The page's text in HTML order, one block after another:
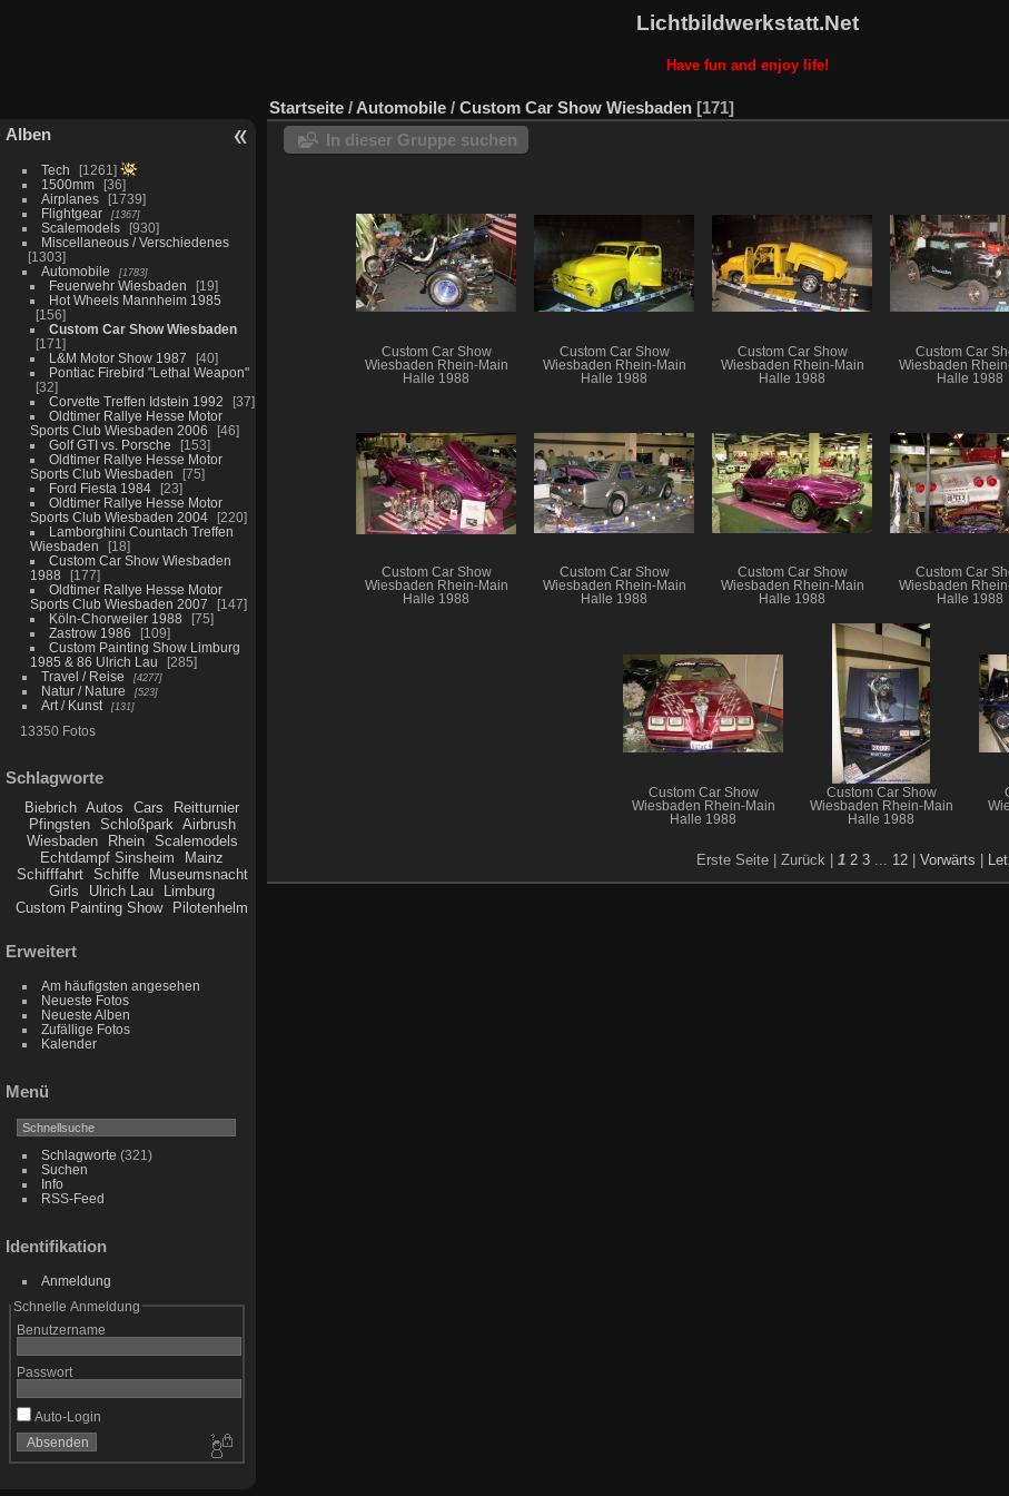
Lichtbildwerkstatt.Net
Have fun and enjoy life!
Alben
Tech
1261
1500mm
36
Airplanes
1739
Flightgear
1367
Scalemodels
930
Miscellaneous / Verschiedenes
1303
Automobile
1783
Feuerwehr Wiesbaden
19
Hot Wheels Mannheim 1985
156
Custom Car Show Wiesbaden
171
L&M Motor Show 1987
40
Pontiac Firebird "Lethal Weapon"
32
Corvette Treffen Idstein 1992
37
Oldtimer Rallye Hesse Motor
Sports Club Wiesbaden 2006
46
Golf GTI vs. Porsche
153
Oldtimer Rallye Hesse Motor
Sports Club Wiesbaden
75
Ford Fiesta 1984
23
Oldtimer Rallye Hesse Motor
Sports Club Wiesbaden 2004
220
Lamborghini Countach Treffen
Wiesbaden
18
Custom Car Show Wiesbaden
1988
177
Oldtimer Rallye Hesse Motor
Sports Club Wiesbaden 2007
147
Köln-Chorweiler 1988
75
Zastrow 1986
109
Custom Painting Show Limburg
1985 & 86 Ulrich Lau
285
Travel / Reise
4277
Natur / Nature 523
Art / Kunst 131
13350 Fotos
Schlagworte
Biebrich Autos Cars
Reitturnier
Pfingsten
Schloßpark Airbrush
Wiesbaden
Rhein
Scalemodels
Echtdampf Sinsheim
Mainz
Schifffahrt
Schiffe
Museumsnacht
Girls
Ulrich Lau
Limburg
Custom Painting Show
Pilotenhelm
Erweitert
Am häufigsten angesehen
Neueste Fotos
Neueste Alben
Zufällige Fotos
Kalender
Menü
Schlagworte (321)
Suchen
Info
RSS-Feed
Identifikation
Anmeldung
Schnelle Anmeldung
Benutzername
Passwort
Auto-Login
Startseite / Automobile / Custom Car Show Wiesbaden 171
In dieser Gruppe suchen
Custom Car Show
Wiesbaden Rhein-Main
Halle 1988
Custom Car Show
Wiesbaden Rhein-Main
Halle 1988
Custom Car Show
Wiesbaden Rhein-Main
Halle 1988
Custom Car
Wiesbaden
Halle 1988
Custom Car Show
Wiesbaden Rhein-Main
Halle 1988
Custom Car Show
Wiesbaden Rhein-Main
Halle 1988
Custom Car Show
Wiesbaden Rhein-Main
Halle 1988
Custom Car
Wiesbaden
Halle 1988
Custom Car Show
Wiesbaden Rhein-Main
Halle 1988
Custom Car Show
Wiesbaden Rhein-Main
Halle 1988
Erste Seite | Zurück | 1 2 3 12 Vorwärts